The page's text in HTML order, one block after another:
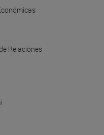
Relaciones